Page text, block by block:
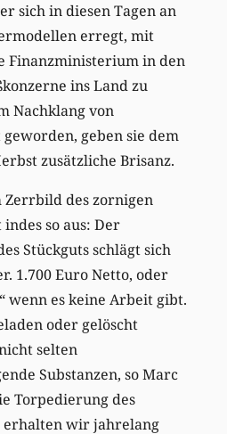
sich in diesen Tagen an
erregt, mit
Finanzministerium in den
ins Land zu
Nachklang von
geworden, geben sie dem
zusätzliche Brisanz.
Zerrbild des zornigen
so aus: Der
Stückguts schlägt sich
1.700 Euro Netto, oder
wenn es keine Arbeit gibt.
oder gelöscht
selten
Substanzen, so Marc
Torpedierung des
erhalten wir jahrelang